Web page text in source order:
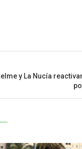
y La Nucía